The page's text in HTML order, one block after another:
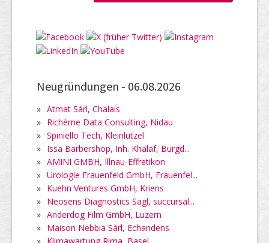
Neugründungen - 06.08.2026
» Atmat Sàrl, Chalais
» Richème Data Consulting, Nidau
» Spiniello Tech, Kleinlützel
» Issa Barbershop, Inh. Khalaf, Burgd...
» AMINI GMBH, Illnau-Effretikon
» Urologie Frauenfeld GmbH, Frauenfel...
» Kuehn Ventures GmbH, Kriens
» Neosens Diagnostics Sagl, succursal...
» Anderdog Film GmbH, Luzern
» Maison Nebbia Sàrl, Echandens